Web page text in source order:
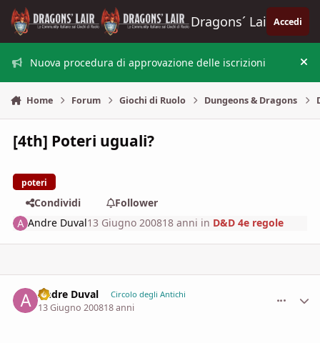
Vai al contenuto
Dragons´ Lair Accedi
Nuova procedura di approvazione delle iscrizioni
Home Forum Giochi di Ruolo Dungeons & Dragons
[4th] Poteri uguali?
poteri
Condividi
Follower
Andre Duval13 Giugno 200818 anni in D&D 4e regole
Andre Duval Circolo degli Antichi
13 Giugno 200818 anni